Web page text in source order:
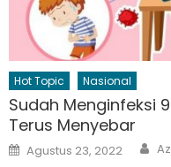
Hot Topic Nasional
Sudah Menginfeksi
Terus Menyebar
Posted
on
Agustus 23, 2022